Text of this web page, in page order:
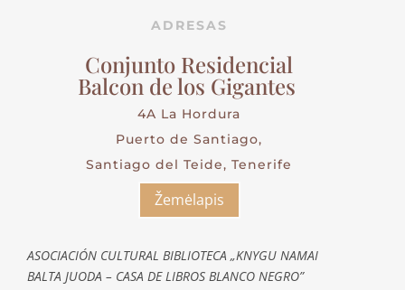
ADRESAS
Conjunto Residencial
Balcon de los Gigantes
4A La Hordura
Puerto de Santiago,
Santiago del Teide, Tenerife
Žemėlapis
ASOCIACIÓN CULTURAL BIBLIOTECA „KNYGU NAMAI
BALTA JUODA – CASA DE LIBROS BLANCO NEGRO”